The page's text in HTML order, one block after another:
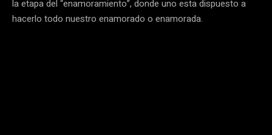
la etapa del “enamoramiento”, donde uno esta dispuesto a
hacerlo todo nuestro enamorado o enamorada.